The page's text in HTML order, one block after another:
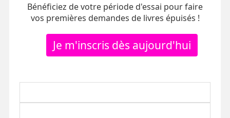
Bénéficiez de votre période d'essai pour faire
vos premières demandes de livres épuisés !
Je m'inscris dès aujourd'hui